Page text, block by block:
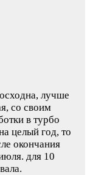
лучше
со своим
в турбо
целый год, то
окончания
для 10